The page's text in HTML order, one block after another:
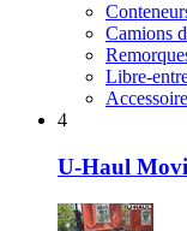
Camions
Libre-
4
U-Haul